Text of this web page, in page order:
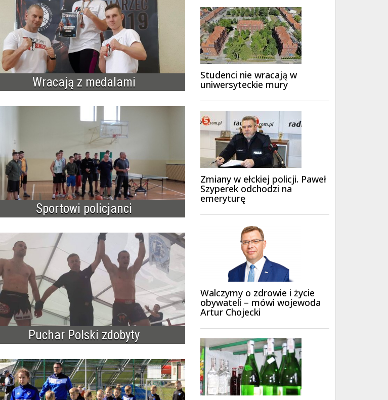
Wracają z medalami
Sportowi policjanci
Puchar Polski zdobyty
Studenci nie wracają w
uniwersyteckie mury
Zmiany w ełckiej policji. Paweł
Szyperek odchodzi na
emeryturę
Walczymy o zdrowie i życie
obywateli – mówi wojewoda
Artur Chojecki